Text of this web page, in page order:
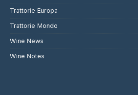
Trattorie Europa
Trattorie Mondo
Wine News
Wine Notes